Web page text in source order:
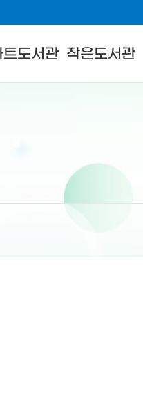
트도서관 작은도서관